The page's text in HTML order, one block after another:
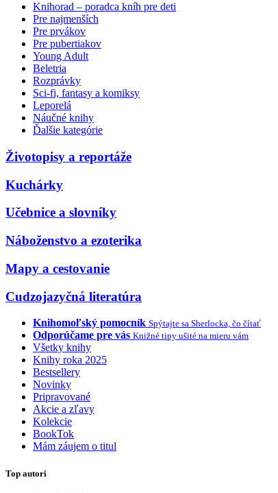
Knihorad – poradca kníh pre deti
Pre najmenších
Pre prvákov
Pre pubertiakov
Young Adult
Beletria
Rozprávky
Sci-fi, fantasy a komiksy
Leporelá
Náučné knihy
Ďalšie kategórie
Životopisy a reportáže
Kuchárky
Učebnice a slovníky
Náboženstvo a ezoterika
Mapy a cestovanie
Cudzojazyčná literatúra
Knihomoľský pomocník Spýtajte sa Sherlocka, čo čítať
Odporúčame pre vás Knižné tipy ušité na mieru vám
Všetky knihy
Knihy roka 2025
Bestsellery
Novinky
Pripravované
Akcie a zľavy
Kolekcie
BookTok
Mám záujem o titul
Top autori